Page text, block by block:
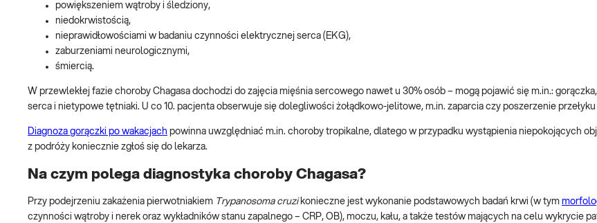
powiększeniem wątroby i śledziony,
niedokrwistością,
nieprawidłowościami w badaniu czynności elektrycznej serca (EKG),
zaburzeniami neurologicznymi,
śmiercią.
W przewlekłej fazie choroby Chagasa dochodzi do zajęcia mięśnia sercowego nawet u 30% osób – mogą pojawić się m.in.:
serca i nietypowe tętniaki. U co 10. pacjenta obserwuje się dolegliwości żołądkowo-jelitowe, m.in. zaparcia czy poszerzenie przełyku
Diagnoza gorączki po wakacjach powinna uwzględniać m.in. choroby tropikalne, dlatego w przypadku wystąpienia niepokojących
z podróży koniecznie zgłoś się do lekarza.
Na czym polega diagnostyka choroby Chagasa?
Przy podejrzeniu zakażenia pierwotniakiem Trypanosoma cruzi konieczne jest wykonanie podstawowych badań krwi (w tym
czynności wątroby i nerek oraz wykładników stanu zapalnego – CRP, OB), moczu, kału, a także testów mających na celu wykrycie